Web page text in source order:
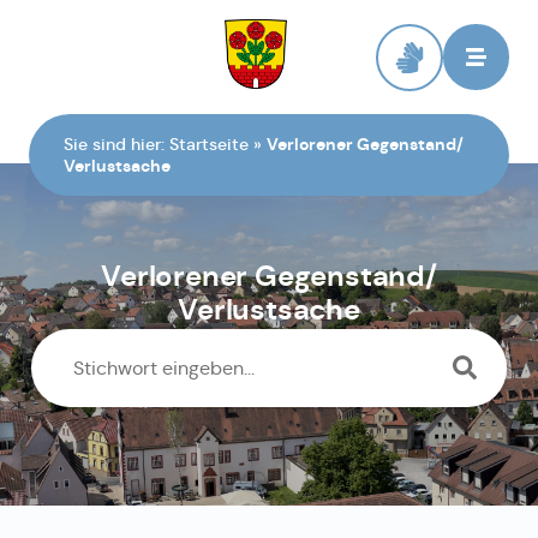
Sie sind hier: Startseite » Verlorener Gegenstand/
Verlustsache
Verlorener Gegenstand/
Verlustsache